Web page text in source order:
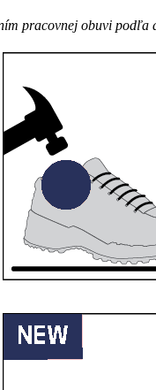
pracovnej obuvi podľa